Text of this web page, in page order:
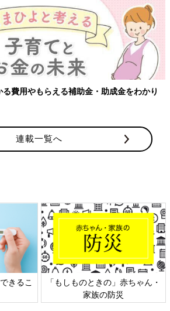
費用やもらえる補助金・助成金をわかり
連載一覧へ
きるこ
「もしものときの」赤ちゃん・
家族の防災